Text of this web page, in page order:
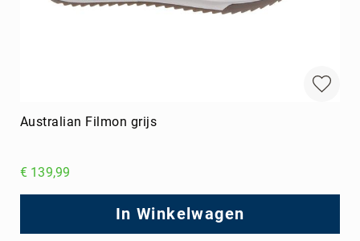
Australian Filmon grijs
€ 139,99
In Winkelwagen